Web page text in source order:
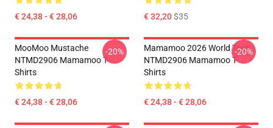
€ 24,38 - € 28,06 € 32,20$35
MooMoo Mustache
NTMD2906 Mamamoo T-
Shirts
€ 24,38 - € 28,06
-20%
Mamamoo 2026 World Tour
NTMD2906 Mamamoo T-
Shirts
€ 24,38 - € 28,06
-20%